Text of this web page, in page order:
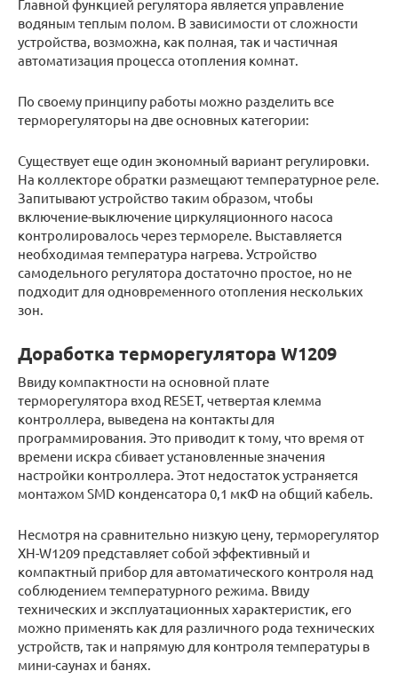
Главной функцией регулятора является управление
водяным теплым полом. В зависимости от сложности
устройства, возможна, как полная, так и частичная
автоматизация процесса отопления комнат.
По своему принципу работы можно разделить все
терморегуляторы на две основных категории:
Существует еще один экономный вариант регулировки.
На коллекторе обратки размещают температурное реле.
Запитывают устройство таким образом, чтобы
включение-выключение циркуляционного насоса
контролировалось через термореле. Выставляется
необходимая температура нагрева. Устройство
самодельного регулятора достаточно простое, но не
подходит для одновременного отопления нескольких
зон.
Доработка терморегулятора W1209
Ввиду компактности на основной плате
терморегулятора вход RESET, четвертая клемма
контроллера, выведена на контакты для
программирования. Это приводит к тому, что время от
времени искра сбивает установленные значения
настройки контроллера. Этот недостаток устраняется
монтажом SMD конденсатора 0,1 мкФ на общий кабель.
Несмотря на сравнительно низкую цену, терморегулятор
XH-W1209 представляет собой эффективный и
компактный прибор для автоматического контроля над
соблюдением температурного режима. Ввиду
технических и эксплуатационных характеристик, его
можно применять как для различного рода технических
устройств, так и напрямую для контроля температуры в
мини-саунах и банях.